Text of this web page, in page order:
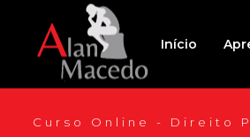
Início
Curso Online - Direito